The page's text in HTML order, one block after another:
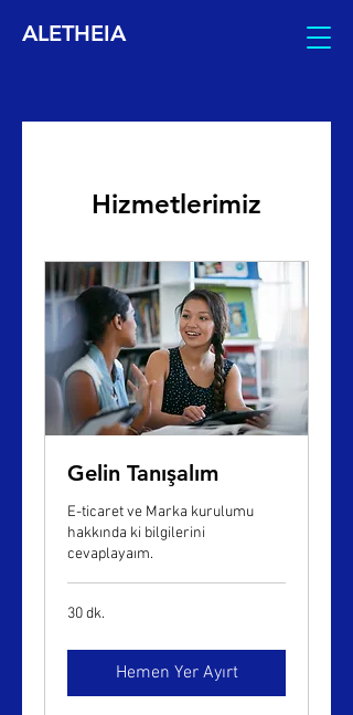
ALETHEIA
Hizmetlerimiz
Gelin Tanışalım
E-ticaret ve Marka kurulumu
hakkında ki bilgilerini
cevaplayaım.
30 dk.
Hemen Yer Ayırt